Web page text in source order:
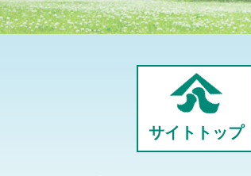
サイトトップ